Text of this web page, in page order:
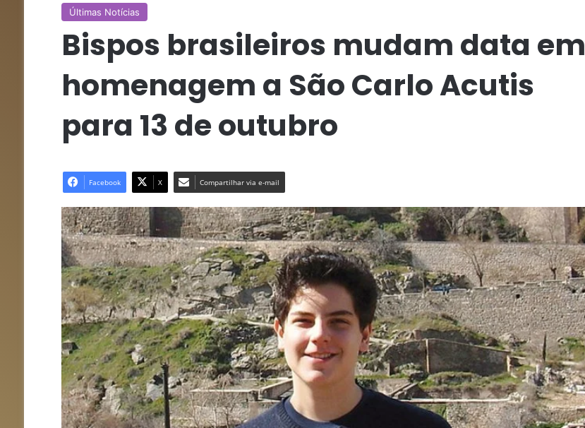
Últimas Notícias
Bispos brasileiros mudam data em
homenagem a São Carlo Acutis
para 13 de outubro
Facebook X Compartilhar via e-mail